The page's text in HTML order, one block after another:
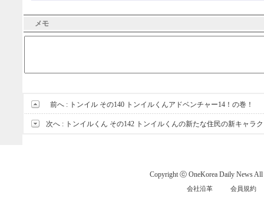
メモ
前へ : トンイル その140 トンイルくんアドベンチャー14！の巻！
次へ : トンイルくん その142 トンイルくんの新たな住民の新キャラ
Copyright ⓒ OneKorea Daily News All
会社沿革 会員規約